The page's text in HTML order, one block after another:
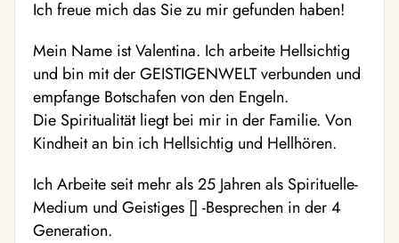
Ich freue mich das Sie zu mir gefunden haben!
Mein Name ist Valentina. Ich arbeite Hellsichtig
und bin mit der GEISTIGENWELT verbunden und
empfange Botschafen von den Engeln.
Die Spiritualität liegt bei mir in der Familie. Von
Kindheit an bin ich Hellsichtig und Hellhören.
Ich Arbeite seit mehr als 25 Jahren als Spirituelle-
Medium und Geistiges [] -Besprechen in der 4
Generation.